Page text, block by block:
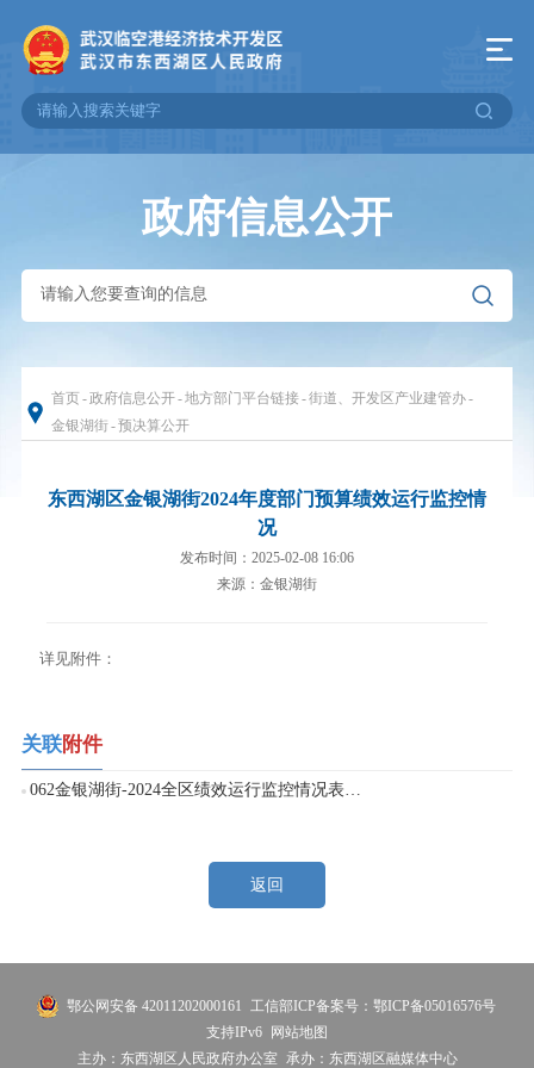
政府信息公开
首页-政府信息公开-地方部门平台链接-街道、开发区产业建管办-
金银湖街-预决算公开
东西湖区金银湖街2024年度部门预算绩效运行监控情
况
发布时间：2025-02-08 16:06
来源：金银湖街
详见附件：
关联附件
062金银湖街-2024全区绩效运行监控情况表、统计表1-12月.xlsx
返回
鄂公网安备 42011202000161
工信部ICP备案号：鄂ICP备05016576号
支持IPv6 网站地图
主办：东西湖区人民政府办公室
承办：东西湖区融媒体中心